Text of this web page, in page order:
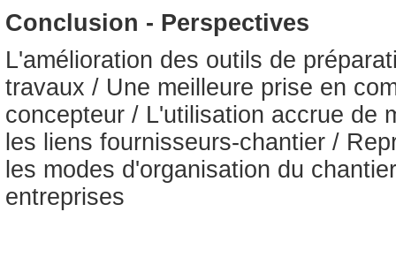
Conclusion - Perspectives
L'amélioration des outils de
travaux / Une meilleure prise en
concepteur / L'utilisation accrue de
les liens fournisseurs-chantier /
les modes d'organisation du
entreprises